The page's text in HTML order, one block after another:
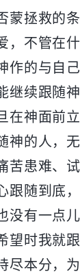
蒙拯救的
，不管在
作的与自
继续跟随
在神面前
神的人，
苦患难、
跟随到底
没有一点
望时我就
尽本分，